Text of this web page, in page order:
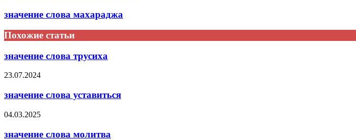
значение слова махараджа
Похожие статьи
значение слова трусиха
23.07.2024
значение слова уставиться
04.03.2025
значение слова молитва